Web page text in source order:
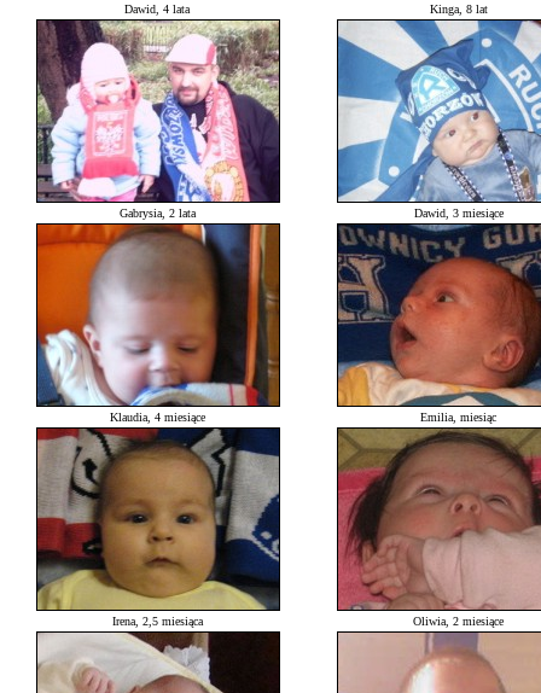
Dawid, 4 lata Kinga, 8 lat
Gabrysia, 2 lata Dawid, 3 miesiące
Klaudia, 4 miesiące Emilia, miesiąc
Irena, 2,5 miesiąca Oliwia, 2 miesiące